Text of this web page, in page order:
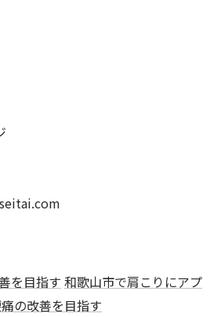
を目指す 和歌山市で肩こりにアプ
の改善を目指す